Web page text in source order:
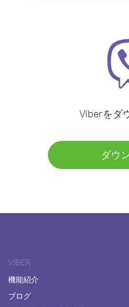
Viberをダ
ダウ
VIBER
機能紹介
ブログ